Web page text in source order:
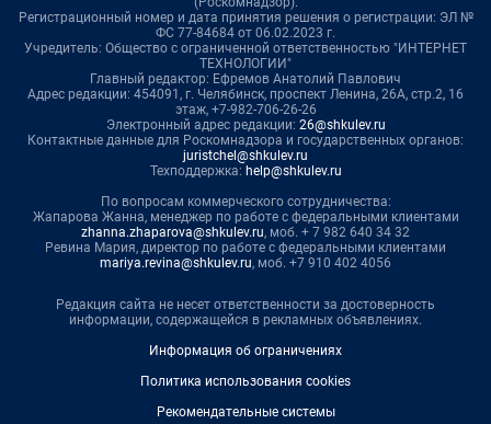
Регистрационный номер и дата принятия решения о регистрации: ЭЛ №
ФС 77-84684 от 06.02.2023 г.
Учредитель: Общество с ограниченной ответственностью "ИНТЕРНЕТ
ТЕХНОЛОГИИ"
Главный редактор: Ефремов Анатолий Павлович
Адрес редакции: 454091, г. Челябинск, проспект Ленина, 26А, стр.2, 16
этаж, +7-982-706-26-26
Электронный адрес редакции: 26@shkulev.ru
Контактные данные для Роскомнадзора и государственных органов:
juristchel@shkulev.ru
Техподдержка: help@shkulev.ru
По вопросам коммерческого сотрудничества:
Жапарова Жанна, менеджер по работе с федеральными клиентами
zhanna.zhaparova@shkulev.ru, моб. + 7 982 640 34 32
Ревина Мария, директор по работе с федеральными клиентами
mariya.revina@shkulev.ru, моб. +7 910 402 4056
Редакция сайта не несет ответственности за достоверность
информации, содержащейся в рекламных объявлениях.
Информация об ограничениях
Политика использования cookies
Рекомендательные системы